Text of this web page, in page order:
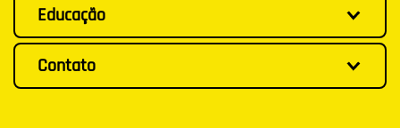
Educação
Contato